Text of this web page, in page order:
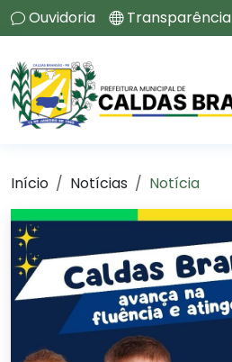
Ouvidoria Transparência
Início Notícias Notícia